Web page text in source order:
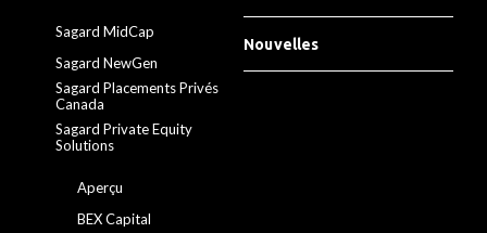
Sagard MidCap
Sagard NewGen
Sagard Placements Privés
Canada
Sagard Private Equity
Solutions
Aperçu
BEX Capital
Nouvelles